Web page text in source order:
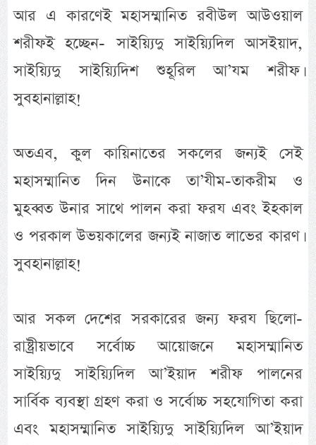
আর এ কারণেই মহাসম্মানিত রবীউল আউওয়াল
শরীফই হচ্ছেন- সাইয়্যিদু সাইয়্যিদিল আসইয়াদ,
সাইয়্যিদু সাইয়্যিদিশ শুহূরিল আ’যম শরীফ।
সুবহানাল্লাহ!
অতএব, কুল কায়িনাতের সকলের জন্যই সেই
মহাসম্মানিত দিন উনাকে তা’যীম-তাকরীম ও
মুহব্বত উনার সাথে পালন করা ফরয এবং ইহকাল
ও পরকাল উভয়কালের জন্যই নাজাত লাভের কারণ।
সুবহানাল্লাহ!
আর সকল দেশের সরকারের জন্য ফরয ছিলো-
রাষ্ট্রীয়ভাবে সর্বোচ্চ আয়োজনে মহাসম্মানিত
সাইয়্যিদু সাইয়্যিদিল আ’ইয়াদ শরীফ পালনের
সার্বিক ব্যবস্থা গ্রহণ করা ও সর্বোচ্চ সহযোগিতা করা
এবং মহাসম্মানিত সাইয়্যিদু সাইয়্যিদিল আ’ইয়াদ